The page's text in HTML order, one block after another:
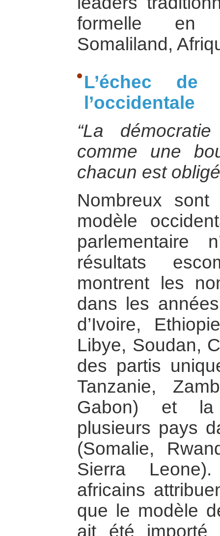
formelle en
Somaliland,
L’échec
l’occidentale
“La
comme une
chacun est
Nombreux
modèle
parlementaire
résultats
montrent les
dans les
d’Ivoire,
Libye, Soudan,
des partis
Tanzanie,
Gabon) et la
plusieurs pays
(Somalie,
Sierra
africains
que le modèle
ait été importé